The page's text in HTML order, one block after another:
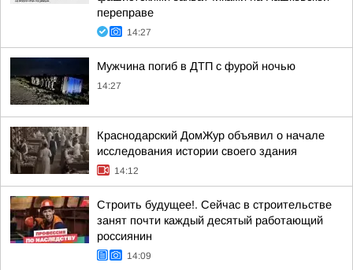
переправе
14:27
Мужчина погиб в ДТП с фурой ночью
14:27
Краснодарский ДомЖур объявил о начале
исследования истории своего здания
14:12
Строить будущее!. Сейчас в строительстве
занят почти каждый десятый работающий
россиянин
14:09